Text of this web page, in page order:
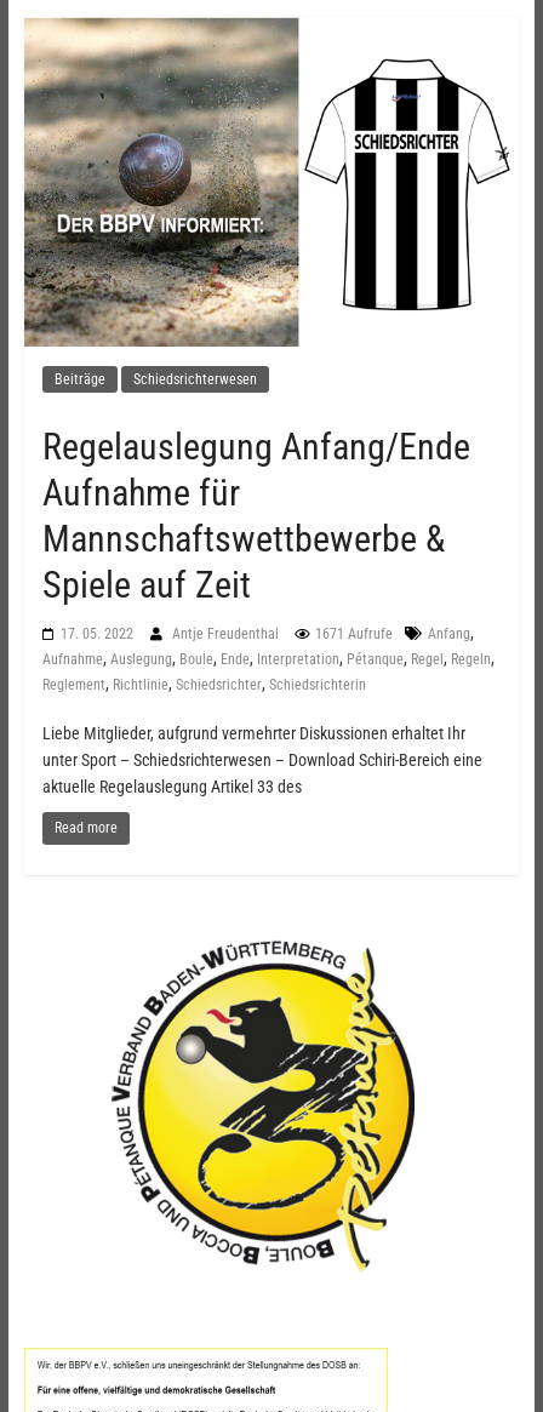
Beiträge Schiedsrichterwesen
Regelauslegung Anfang/Ende
Aufnahme für
Mannschaftswettbewerbe &
Spiele auf Zeit
17. 05. 2022 Antje Freudenthal 1671 Aufrufe Anfang,
Aufnahme, Auslegung, Boule, Ende, Interpretation, Pétanque, Regel , Regeln,
Reglement, Richtlinie, Schiedsrichter, Schiedsrichterin
Liebe Mitglieder, aufgrund vermehrter Diskussionen erhaltet Ihr
unter Sport – Schiedsrichterwesen – Download Schiri-Bereich eine
aktuelle Regelauslegung Artikel 33 des
Read more